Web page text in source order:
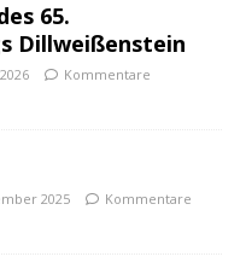
65.
Dillweißenstein
Kommentare
2025
Kommentare